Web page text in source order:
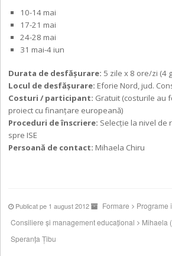
10-14 mai
17-21 mai
24-28 mai
31 mai-4 iun
Durata de desfăşurare: 5 zile x 8 ore/zi (4
Locul de desfăşurare: Eforie Nord, jud.
Costuri / participant: Gratuit (costurile au
proiect cu finanțare europeană)
Proceduri de înscriere: Selecție la nivel de
spre ISE
Persoană de contact: Mihaela Chiru
Publicat pe 1 august 2012 Formare Programe
Consiliere și management educațional
Mihaela
Speranța Țibu